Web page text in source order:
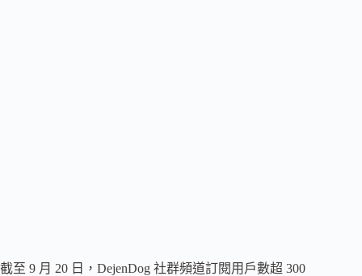
截至 9 月 20 日，DejenDog 社群頻道訂閱用戶數超 300